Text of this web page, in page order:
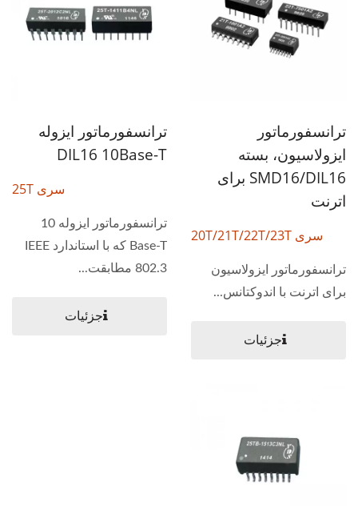
ترانسفورماتور
ایزولاسیون، بسته
SMD16/DIL16 برای
اترنت
سری 20T/21T/22T/23T
ترانسفورماتور ایزولاسیون
برای اترنت با اندوکتانس...
جزئیات
ترانسفورماتور ایزوله
DIL16 10Base-T
سری 25T
ترانسفورماتور ایزوله 10
Base-T که با استاندارد IEEE
802.3 مطابقت...
جزئیات